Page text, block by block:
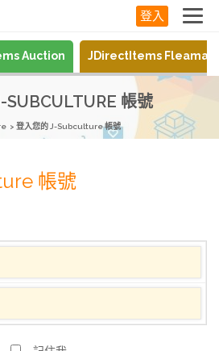
登入
Auction JDirectItems
SUBCULTURE 帳號
登入您的 J-Subculture 帳號
帳號